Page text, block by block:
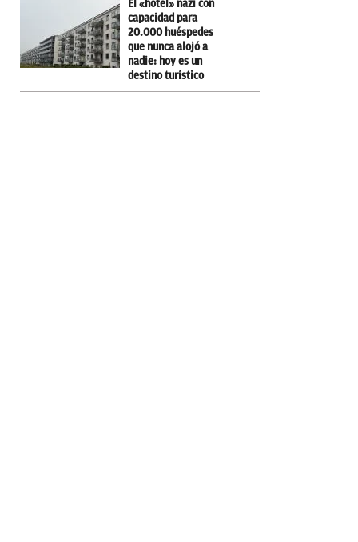
El «hotel» nazi con
capacidad para
20.000 huéspedes
que nunca alojó a
nadie: hoy es un
destino turístico